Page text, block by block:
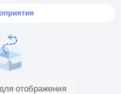
отображения